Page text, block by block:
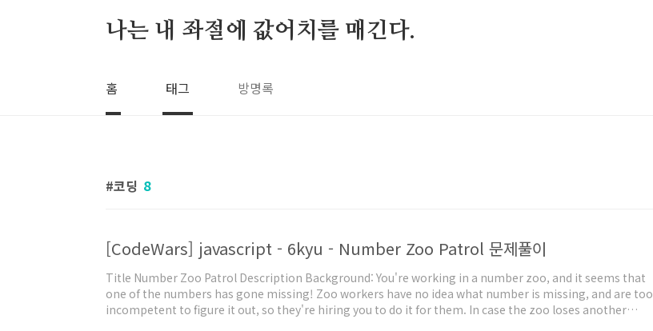
나는 내 좌절에 값어치를 매긴다.
홈 태그 방명록
코딩 8
[CodeWars] javascript - 6kyu - Number Zoo Patrol 문제풀이
Title Number Zoo Patrol Description Background: You're working in a number zoo, and it seems that
one of the numbers has gone missing! Zoo workers have no idea what number is missing, and are too
incompetent to figure it out, so they're hiring you to do it for them. In case the zoo loses another